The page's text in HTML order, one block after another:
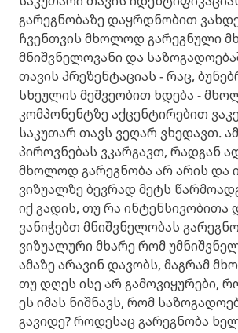
გარეგნობაზე დაყრდნობით
ჩვენთვის მხოლოდ გარეგნული
მნიშვნელოვანი და
თავის პრეზენტაციას - რაც,
სხეულის მეშვეობით ხდება -
კომპონენტზე აქცენტირებით
საკუთარ თავს ვეღარ ვხედავთ.
პიროვნებას ვკარგავთ, რადგან
მხოლოდ გარეგნობა არ არის და
ვიზუალზე ბევრად მეტს
იქ გადის, თუ რა
ვანიჭებთ მნიშვნელობას
ვიზუალური მხარე რომ
ამაზე არავინ დავობს, მაგრამ
თუ დღეს ისე არ გამოვიყურები,
ეს იმას ნიშნავს, რომ
გავიდე? როდესაც გარეგნობა